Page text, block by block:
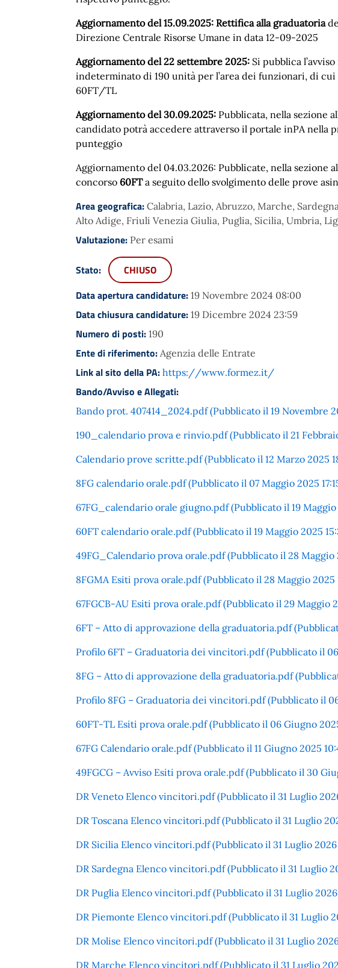
Aggiornamento del 15.09.2025: Rettifica alla graduatoria
Direzione Centrale Risorse Umane in data 12-09-2025
Aggiornamento del 22 settembre 2025: Si pubblica
indeterminato di 190 unità per l’area dei funzionari, di
60FT/TL
Aggiornamento del 30.09.2025: Pubblicata, nella sezione
candidato potrà accedere attraverso il portale inPA nella
punteggio
Aggiornamento del 04.03.2026: Pubblicate, nella sezione
concorso 60FTa seguito dello svolgimento delle prove
Area geografica: Calabria, Lazio, Abruzzo, Marche,
Alto Adige, Friuli Venezia Giulia, Puglia, Sicilia, Umbria,
Valutazione: Per esami
Stato:
CHIUSO
Data apertura candidature: 19 Novembre 2024 08:00
Data chiusura candidature: 19 Dicembre 2024 23:59
Numero di posti: 190
Ente di riferimento: Agenzia delle Entrate
Link al sito della PA: https://www.formez.it/
Bando/Avviso e Allegati:
Bando prot. 407414_2024.pdf (Pubblicato il 19 Novembre
190_calendario prova e rinvio.pdf (Pubblicato il 21
Calendario prove scritte.pdf (Pubblicato il 12 Marzo 2025
8FG calendario orale.pdf (Pubblicato il 07 Maggio 2025
67FG_calendario orale giugno.pdf (Pubblicato il 19 Maggio
60FT calendario orale.pdf (Pubblicato il 19 Maggio 2025
49FG_Calendario prova orale.pdf (Pubblicato il 28 Maggio
8FGMA Esiti prova orale.pdf (Pubblicato il 28 Maggio 2025
67FGCB-AU Esiti prova orale.pdf (Pubblicato il 29 Maggio
6FT – Atto di approvazione della graduatoria.pdf
Profilo 6FT – Graduatoria dei vincitori.pdf (Pubblicato il
8FG – Atto di approvazione della graduatoria.pdf
Profilo 8FG – Graduatoria dei vincitori.pdf (Pubblicato il
60FT-TL Esiti prova orale.pdf (Pubblicato il 06 Giugno
67FG Calendario orale.pdf (Pubblicato il 11 Giugno 2025
49FGCG – Avviso Esiti prova orale.pdf (Pubblicato il 30
DR Veneto Elenco vincitori.pdf (Pubblicato il 31 Luglio
DR Toscana Elenco vincitori.pdf (Pubblicato il 31 Luglio
DR Sicilia Elenco vincitori.pdf (Pubblicato il 31 Luglio 2026
DR Sardegna Elenco vincitori.pdf (Pubblicato il 31 Luglio
DR Puglia Elenco vincitori.pdf (Pubblicato il 31 Luglio 2026
DR Piemonte Elenco vincitori.pdf (Pubblicato il 31 Luglio
DR Molise Elenco vincitori.pdf (Pubblicato il 31 Luglio 2026
DR Marche Elenco vincitori.pdf (Pubblicato il 31 Luglio